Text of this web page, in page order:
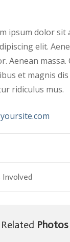
ipsum dolor sit
elit.
Aenean massa.
et magnis
ridiculus mus.
Involved
Related Photos